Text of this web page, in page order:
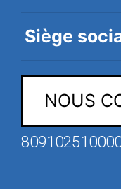
Siège
NOUS